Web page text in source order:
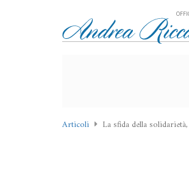
Articoli La sfida della